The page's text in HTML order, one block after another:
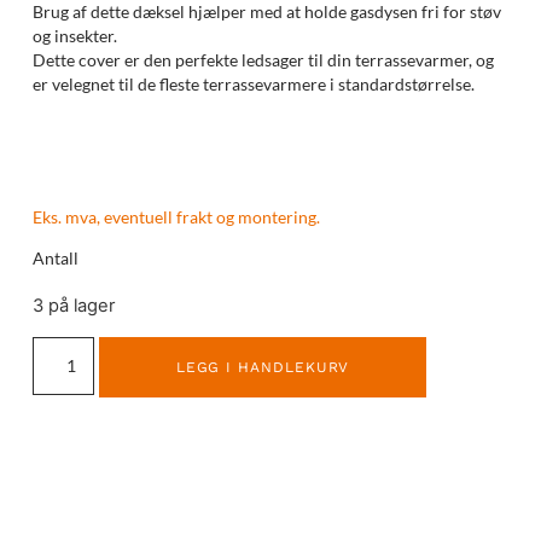
Brug af dette dæksel hjælper med at holde gasdysen fri for støv
og insekter.
Dette cover er den perfekte ledsager til din terrassevarmer, og
er velegnet til de fleste terrassevarmere i standardstørrelse.
Eks. mva, eventuell frakt og montering.
Antall
3 på lager
LEGG I HANDLEKURV